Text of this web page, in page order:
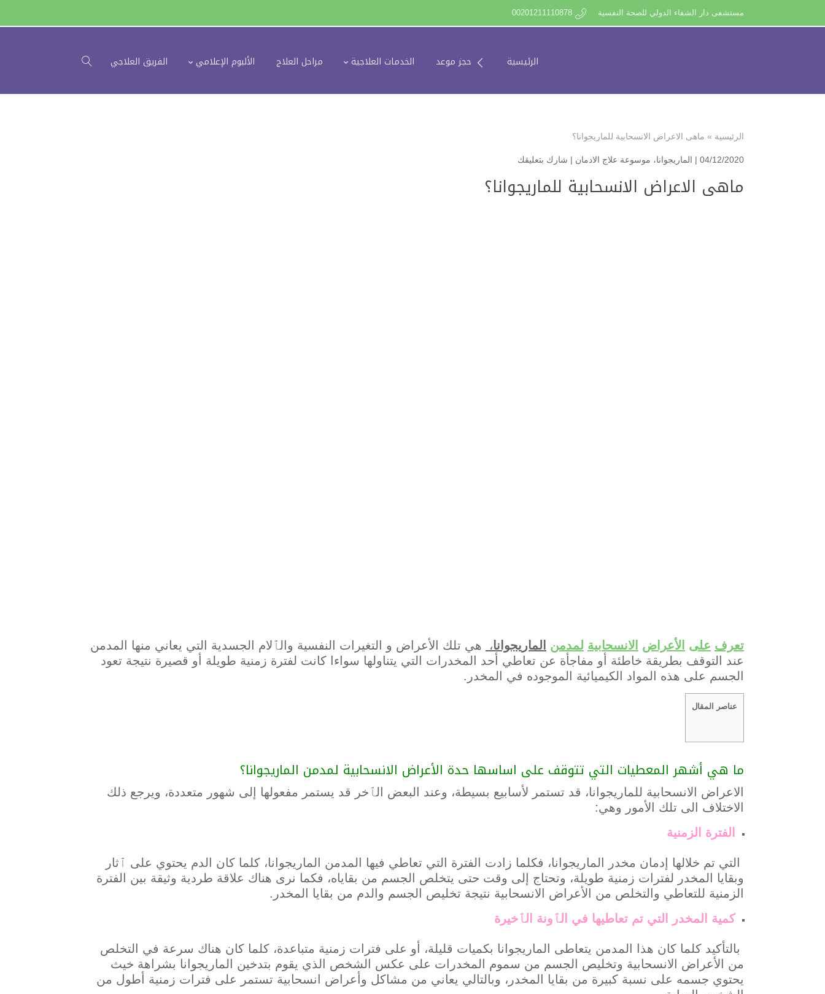
مستشفى دار الشفاء الدولي للصحة النفسية 00201211110878
الرئيسية حجز موعد الخدمات العلاجية مراحل العلاج الألبوم الإعلامي الفريق العلاجي
الرئيسية » ماهى الاعراض الانسحابية للماريجوانا؟
04/12/2020 | الماريجوانا، موسوعة علاج الادمان | شارك بتعليقك
ماهى الاعراض الانسحابية للماريجوانا؟
تعرف على الأعراض الانسحابية لمدمن الماريجوانا،
هي تلك الأعراض و التغيرات النفسية والٱلام الجسدية التي يعاني منها المدمن
عند التوقف بطريقة خاطئة أو مفاجأة عن تعاطي أحد المخدرات التي يتناولها سواءا كانت لفترة زمنية طويلة أو قصيرة نتيجة تعود
الجسم على هذه المواد الكيميائية الموجوده في المخدر.
عناصر المقال
ما هي أشهر المعطيات التي تتوقف على اساسها حدة الأعراض الانسحابية لمدمن الماريجوانا؟
الاعراض الانسحابية للماريجوانا، قد تستمر لأسابيع بسيطة، وعند البعض الٱخر قد يستمر مفعولها إلى شهور متعددة، ويرجع ذلك
الاختلاف الى تلك الأمور وهي:
الفترة الزمنية
التي تم خلالها إدمان مخدر الماريجوانا، فكلما زادت الفترة التي تعاطي فيها المدمن الماريجوانا، كلما كان الدم يحتوي على ٱثار
وبقايا المخدر لفترات زمنية طويلة، وتحتاج إلى وقت حتى يتخلص الجسم من بقاياه، فكما نرى هناك علاقة طردية وثيقة بين الفترة
الزمنية للتعاطي والتخلص من الأعراض الانسحابية نتيجة تخليص الجسم والدم من بقايا المخدر.
كمية المخدر التي تم تعاطيها في الٱونة الٱخيرة
بالتأكيد كلما كان هذا المدمن يتعاطى الماريجوانا بكميات قليلة، أو على فترات زمنية متباعدة، كلما كان هناك سرعة في التخلص
من الأعراض الانسحابية وتخليص الجسم من سموم المخدرات على عكس الشخص الذي يقوم بتدخين الماريجوانا بشراهة خيث
يحتوي جسمه على نسبة كبيرة من بقايا المخدر، وبالتالي يعاني من مشاكل وأعراض انسحابية تستمر على فترات زمنية أطول من